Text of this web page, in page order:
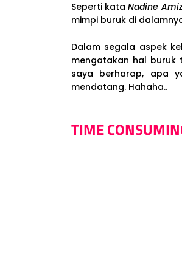
Seperti kataNadine
mimpi buruk di
Dalam segala aspek
mengatakan hal buruk
saya berharap, apa
mendatang. Hahaha..
TIME